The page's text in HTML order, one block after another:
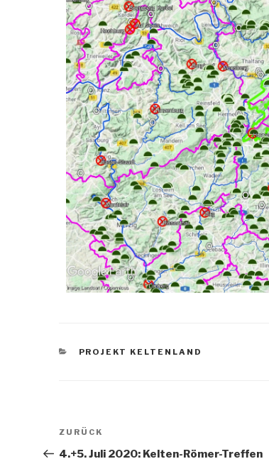
PROJEKT KELTENLAND
ZURÜCK
4.+5. Juli 2020: Kelten-Römer-Treffen